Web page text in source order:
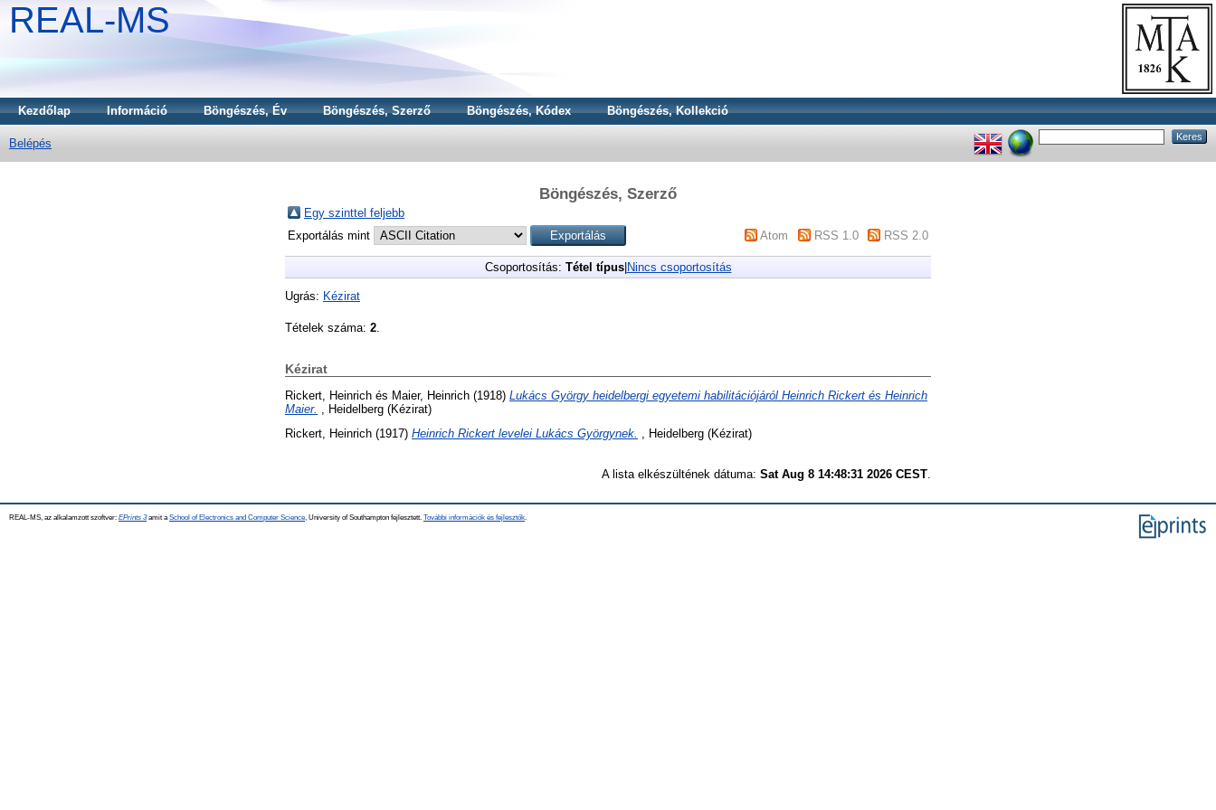
REAL-MS
Kezdőlap Információ Böngészés, Év Böngészés, Szerző Böngészés, Kódex Böngészés, Kollekció
Belépés
Böngészés, Szerző
Egy szinttel feljebb
Exportálás mint
Atom RSS 1.0 RSS 2.0
Csoportosítás: Tétel típus| Nincs csoportosítás
Ugrás: Kézirat
Tételek száma: 2
Kézirat
Rickert, Heinrich és Maier, Heinrich (1918) Lukács György heidelbergi egyetemi habilitációjáról Heinrich Rickert és Heinrich
Maier.
, Heidelberg (Kézirat)
Rickert, Heinrich (1917) Heinrich Rickert levelei Lukács Györgynek. , Heidelberg (Kézirat)
A lista elkészültének dátuma: Sat Aug 8 14:48:31 2026 CEST.
REAL-MS, az alkalamzott szoftver: EPrints 3amit a School of Electronics and Computer Science , University of Southampton fejlesztett. További információk és fejlesztők